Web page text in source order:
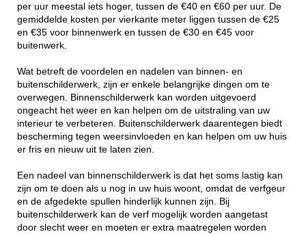
per uur meestal iets hoger, tussen de €40 en €60 per uur. De
gemiddelde kosten per vierkante meter liggen tussen de €25
en €35 voor binnenwerk en tussen de €30 en €45 voor
buitenwerk.
Wat betreft de voordelen en nadelen van binnen- en
buitenschilderwerk, zijn er enkele belangrijke dingen om te
overwegen. Binnenschilderwerk kan worden uitgevoerd
ongeacht het weer en kan helpen om de uitstraling van uw
interieur te verbeteren. Buitenschilderwerk daarentegen biedt
bescherming tegen weersinvloeden en kan helpen om uw huis
er fris en nieuw uit te laten zien.
Een nadeel van binnenschilderwerk is dat het soms lastig kan
zijn om te doen als u nog in uw huis woont, omdat de verfgeur
en de afgedekte spullen hinderlijk kunnen zijn. Bij
buitenschilderwerk kan de verf mogelijk worden aangetast
door slecht weer en moeten er extra maatregelen worden